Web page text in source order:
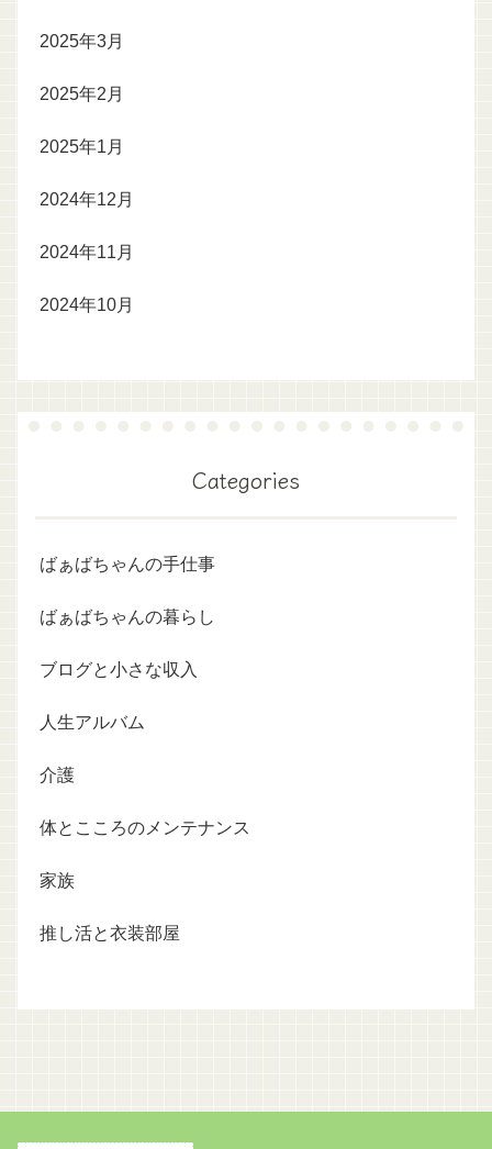
2025年3月
2025年2月
2025年1月
2024年12月
2024年11月
2024年10月
Categories
ばぁばちゃんの手仕事
ばぁばちゃんの暮らし
ブログと小さな収入
人生アルバム
介護
体とこころのメンテナンス
家族
推し活と衣装部屋